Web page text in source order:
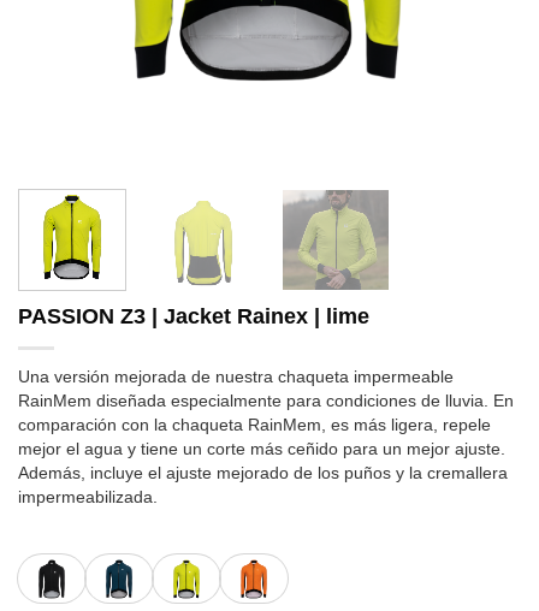
PASSION Z3 | Jacket Rainex | lime
Una versión mejorada de nuestra chaqueta impermeable
RainMem diseñada especialmente para condiciones de lluvia. En
comparación con la chaqueta RainMem, es más ligera, repele
mejor el agua y tiene un corte más ceñido para un mejor ajuste.
Además, incluye el ajuste mejorado de los puños y la cremallera
impermeabilizada.